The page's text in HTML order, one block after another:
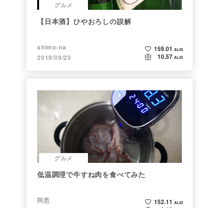
グルメ
【日本酒】ひやおろしの誤解
shimo-na
2019/09/23
159.01 ALIS
10.57 ALIS
グルメ
低温調理で牛すね肉を食べてみた
阿悉
152.11 ALIS